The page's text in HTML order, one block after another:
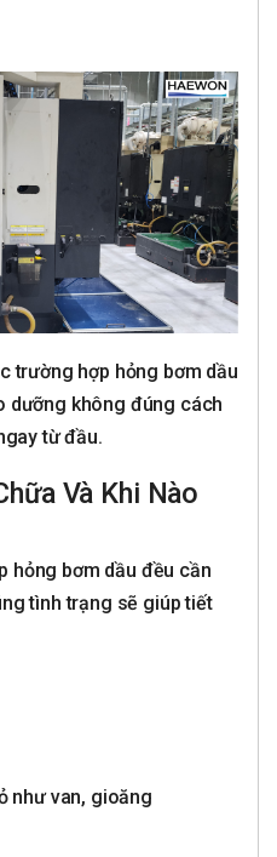
trường hợp hỏng bơm dầu
dưỡng không đúng cách
từ đầu.
Và Khi Nào
hỏng bơm dầu đều cần
tình trạng sẽ giúp tiết
như van, gioăng